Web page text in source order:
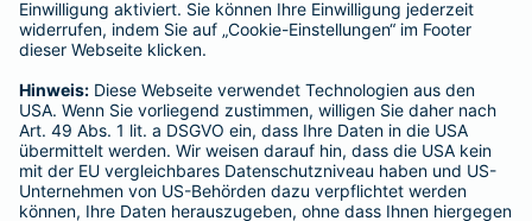
Hausratversicherung
Adresse ändern
Schaden melden
Kilometerstandsmeldung
Serviceübersicht